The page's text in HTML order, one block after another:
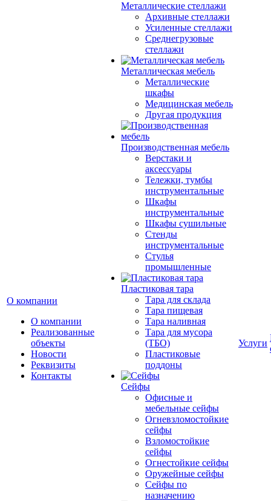
О компании
О компании
Реализованные
объекты
Новости
Реквизиты
Контакты
Металлические стеллажи
Архивные стеллажи
Усиленные стеллажи
Среднегрузовые
стеллажи
Металлическая мебель
Металлические
шкафы
Медицинская мебель
Другая продукция
Производственная мебель
Верстаки и
аксессуары
Тележки, тумбы
инструментальные
Шкафы
инструментальные
Шкафы сушильные
Стенды
инструментальные
Cтулья
промышленные
Пластиковая тара
Тара для склада
Тара пищевая
Тара наливная
Тара для мусора
(ТБО)
Пластиковые
поддоны
Сейфы
Офисные и
мебельные сейфы
Огневзломостойкие
сейфы
Взломостойкие
сейфы
Огнестойкие сейфы
Оружейные сейфы
Сейфы по
назначению
Услуги